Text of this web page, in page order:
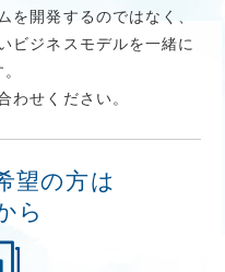
を開発するのではなく、
ビジネスモデルを一緒に
わせください。
望の方は
ら